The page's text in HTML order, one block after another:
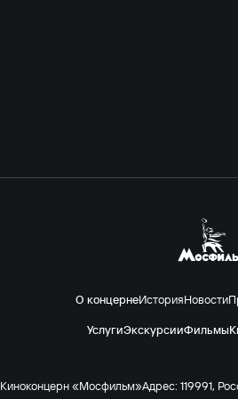
О концернеИсторияНовости
УслугиЭкскурсииФильмы
Киноконцерн «Мосфильм»Адрес: 119991,